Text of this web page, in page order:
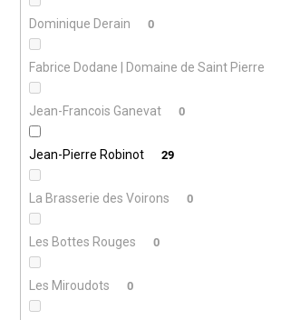
Dominique Derain 0
Fabrice Dodane | Domaine de Saint Pierre
Jean-Francois Ganevat 0
Jean-Pierre Robinot 29
La Brasserie des Voirons 0
Les Bottes Rouges 0
Les Miroudots 0